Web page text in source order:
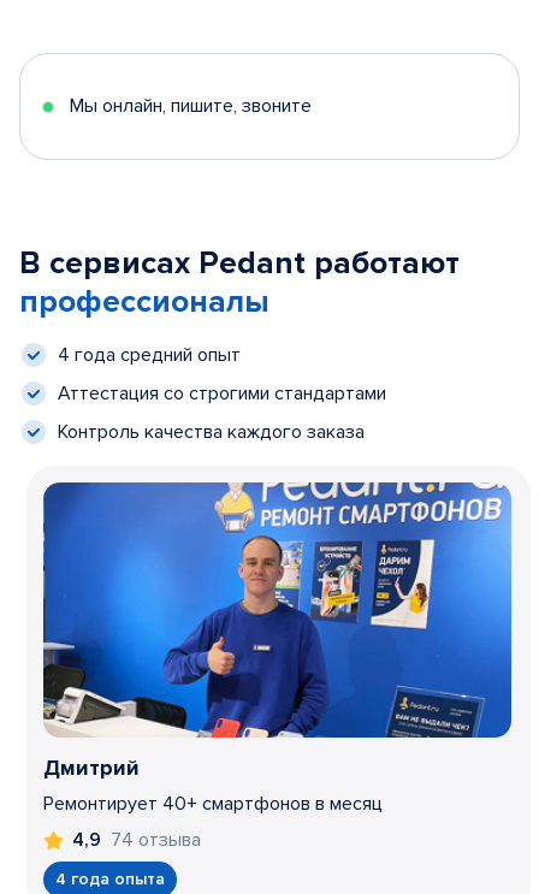
Мы онлайн, пишите, звоните
В сервисах Pedant работают
профессионалы
4 года средний опыт
Аттестация со строгими стандартами
Контроль качества каждого заказа
Дмитрий
Ремонтирует 40+ смартфонов в месяц
4,9 74 отзыва
4 года опыта